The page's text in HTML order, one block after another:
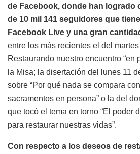
de Facebook, donde han logrado
de 10 mil 141 seguidores que
Facebook Live y una gran
entre los más recientes el del
Restaurando nuestro encuentro “en
la Misa; la disertación del lunes 11
sobre “Por qué nada se compara
sacramentos en persona” o la del
que tocó el tema en torno “El poder
para restaurar nuestras vidas”.
Con respecto a los deseos de